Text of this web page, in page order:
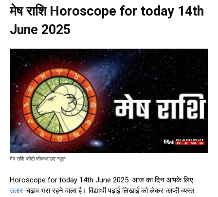
मेष राशि Horoscope for today 14th
June 2025
मेष राशि फोटो ब्लैकआउट न्यूज़
Horoscope for today 14th June 2025 आज का दिन आपके लिए
उतार-चढ़ाव भरा रहने वाला है। विद्यार्थी पढ़ाई लिखाई को लेकर काफी व्यस्त